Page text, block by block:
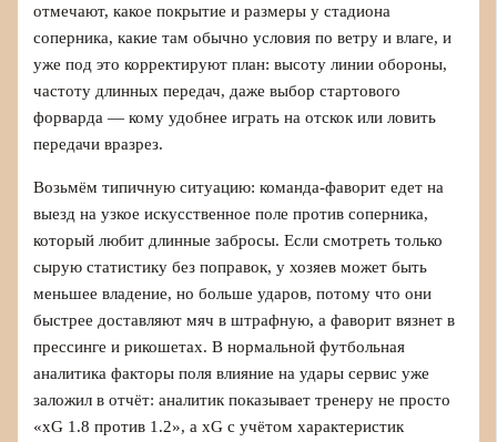
отмечают, какое покрытие и размеры у стадиона
соперника, какие там обычно условия по ветру и влаге, и
уже под это корректируют план: высоту линии обороны,
частоту длинных передач, даже выбор стартового
форварда — кому удобнее играть на отскок или ловить
передачи вразрез.
Возьмём типичную ситуацию: команда‑фаворит едет на
выезд на узкое искусственное поле против соперника,
который любит длинные забросы. Если смотреть только
сырую статистику без поправок, у хозяев может быть
меньшее владение, но больше ударов, потому что они
быстрее доставляют мяч в штрафную, а фаворит вязнет в
прессинге и рикошетах. В нормальной футбольная
аналитика факторы поля влияние на удары сервис уже
заложил в отчёт: аналитик показывает тренеру не просто
«xG 1.8 против 1.2», а xG с учётом характеристик